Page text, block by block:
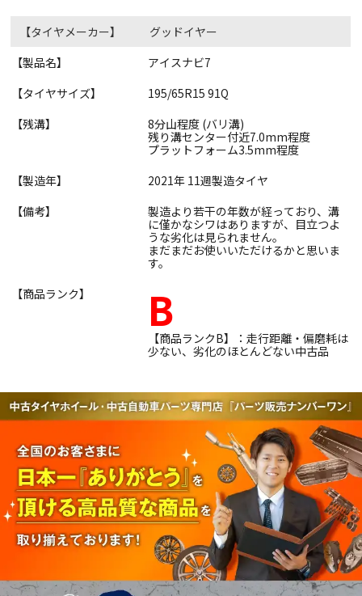
【タイヤメーカー】
グッドイヤー
【製品名】
アイスナビ7
【タイヤサイズ】
195/65R15 91Q
【残溝】
8分山程度 (バリ溝)
残り溝センター付近7.0mm程度
プラットフォーム3.5mm程度
【製造年】
2021年 11週製造タイヤ
【備考】
製造より若干の年数が経っており、溝
に僅かなシワはありますが、目立つよ
うな劣化は見られません。
まだまだお使いいただけるかと思いま
す。
【商品ランク】
B
【商品ランクB】：走行距離・偏磨耗は
少ない、劣化のほとんどない中古品